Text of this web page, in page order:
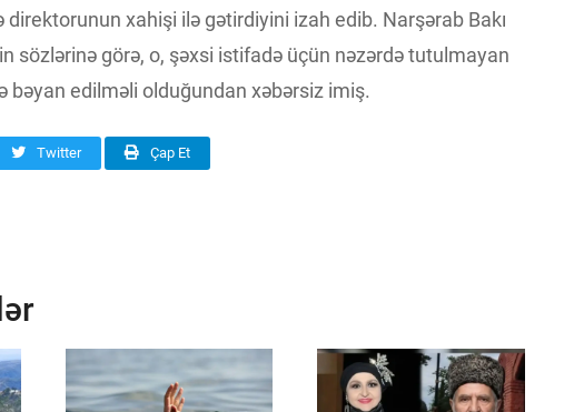
xahişi ilə gətirdiyini izah edib. Narşərab Bakı
sözlərinə görə, o, şəxsi istifadə üçün nəzərdə tutulmayan
bəyan edilməli olduğundan xəbərsiz imiş.
Twitter Çap Et